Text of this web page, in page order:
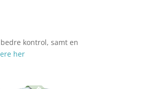
kontrol, samt en
her